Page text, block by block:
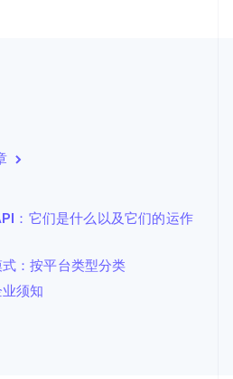
：它们是什么以及它们的运作
：按平台类型分类
须知